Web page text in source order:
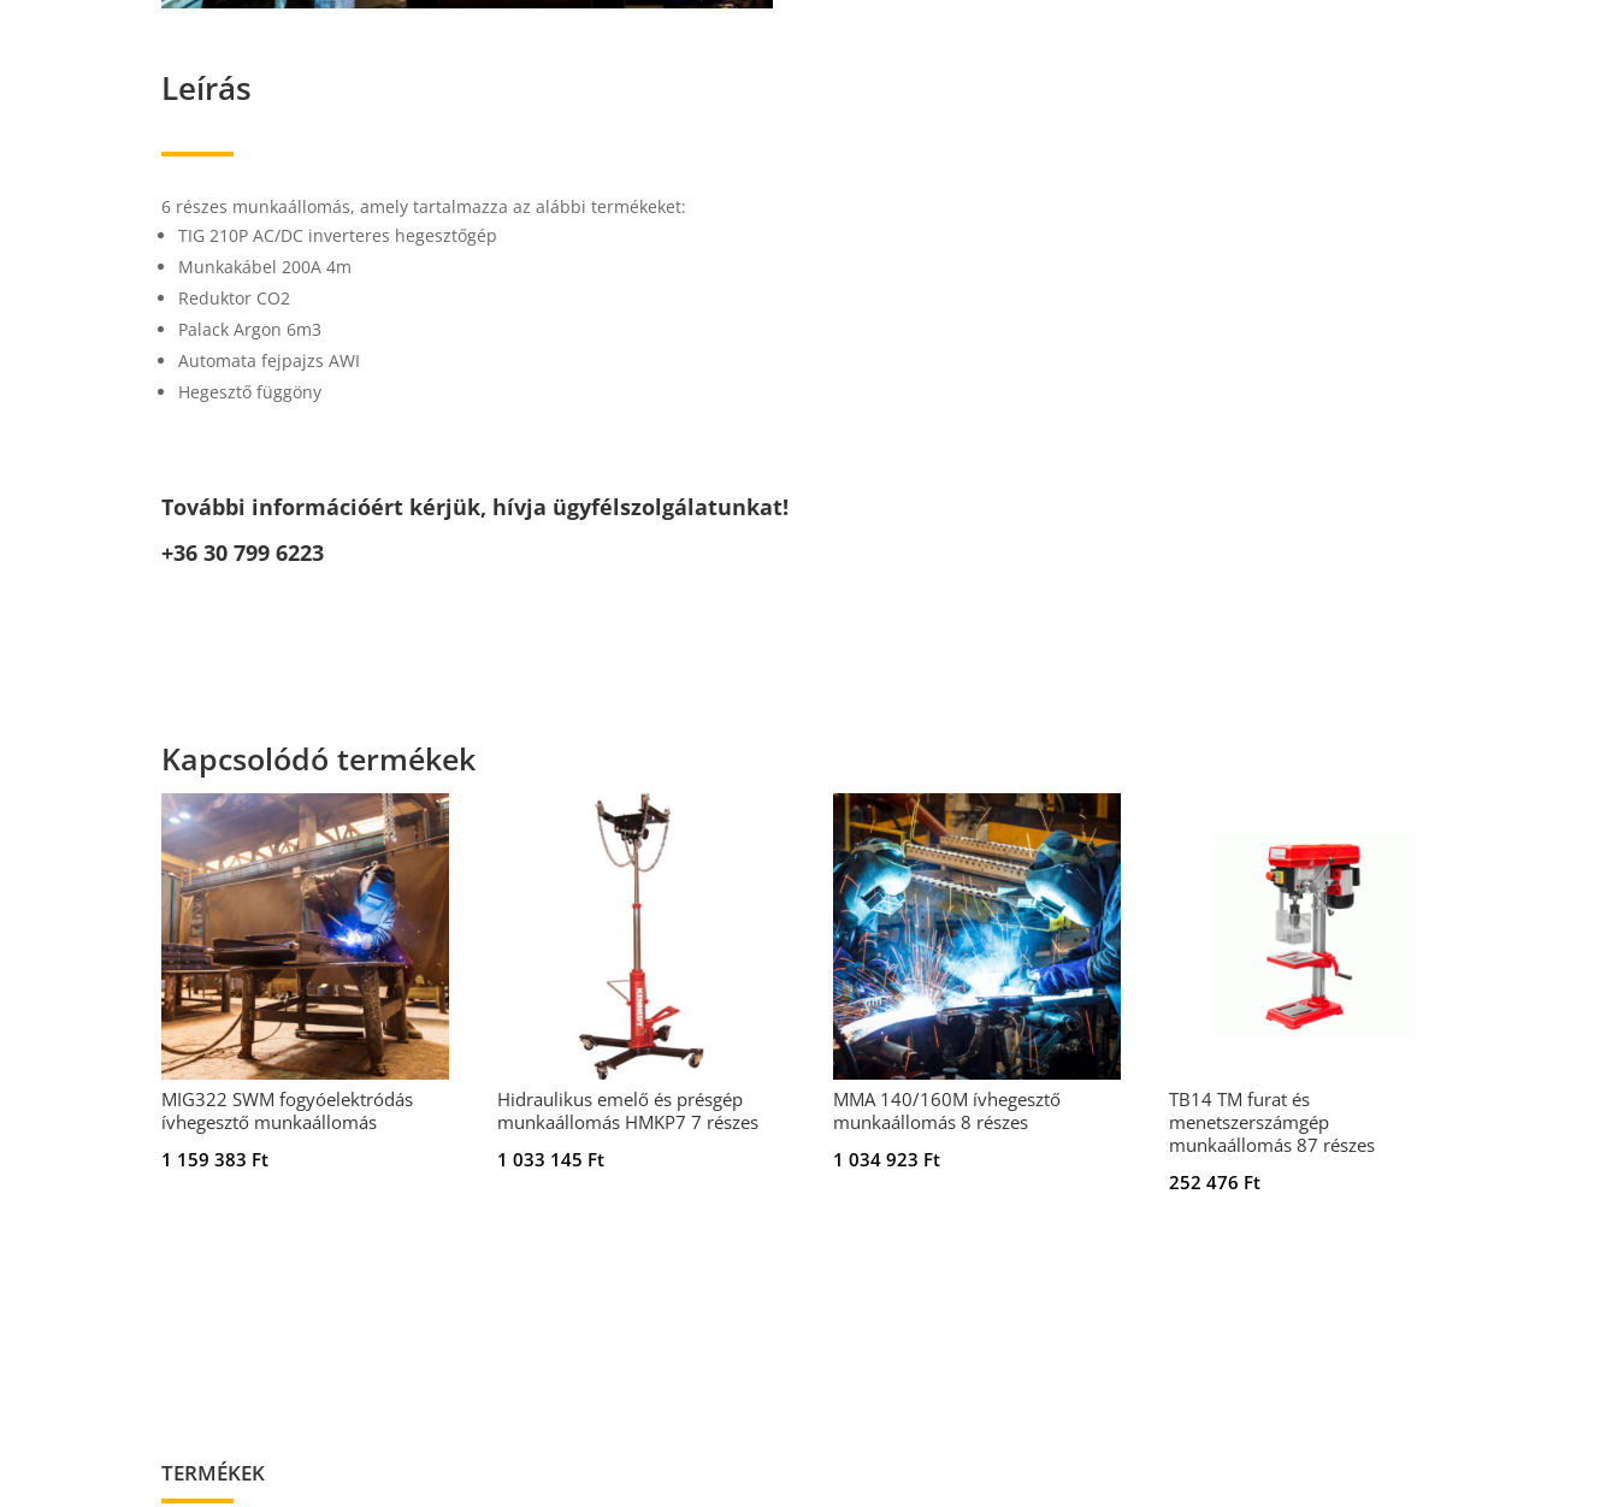
Leírás
6 részes munkaállomás, amely tartalmazza az alábbi termékeket:
TIG 210P AC/DC inverteres hegesztőgép
Munkakábel 200A 4m
Reduktor CO2
Palack Argon 6m3
Automata fejpajzs AWI
Hegesztő függöny
További információért kérjük, hívja ügyfélszolgálatunkat!
+36 30 799 6223
Kapcsolódó termékek
MIG322 SWM fogyóelektródás
ívhegesztő munkaállomás
1 159 383 Ft
Hidraulikus emelő és présgép
munkaállomás HMKP7 7 részes
1 033 145 Ft
MMA 140/160M ívhegesztő
munkaállomás 8 részes
1 034 923 Ft
TB14 TM furat és
menetszerszámgép
munkaállomás 87 részes
252 476 Ft
TERMÉKEK